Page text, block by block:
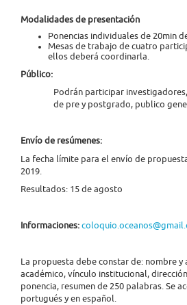
Modalidades de presentación
Ponencias individuales de 20min
Mesas de trabajo de cuatro
ellos deberá coordinarla.
Público:
Podrán participar
de pre y postgrado, publico
Envío de resúmenes:
La fecha límite para el envío de
2019.
Resultados: 15 de agosto
Informaciones:
La propuesta debe constar de: nombre
académico, vínculo institucional,
ponencia, resumen de 250 palabras. Se
portugués y en español.